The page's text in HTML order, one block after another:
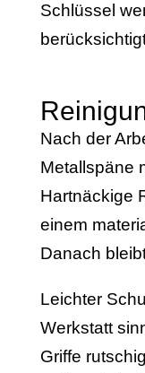
Schlüssel
Nach der
Metallspäne
Hartnäckige
einem
Danach
Leichter
Werkstatt
Griffe